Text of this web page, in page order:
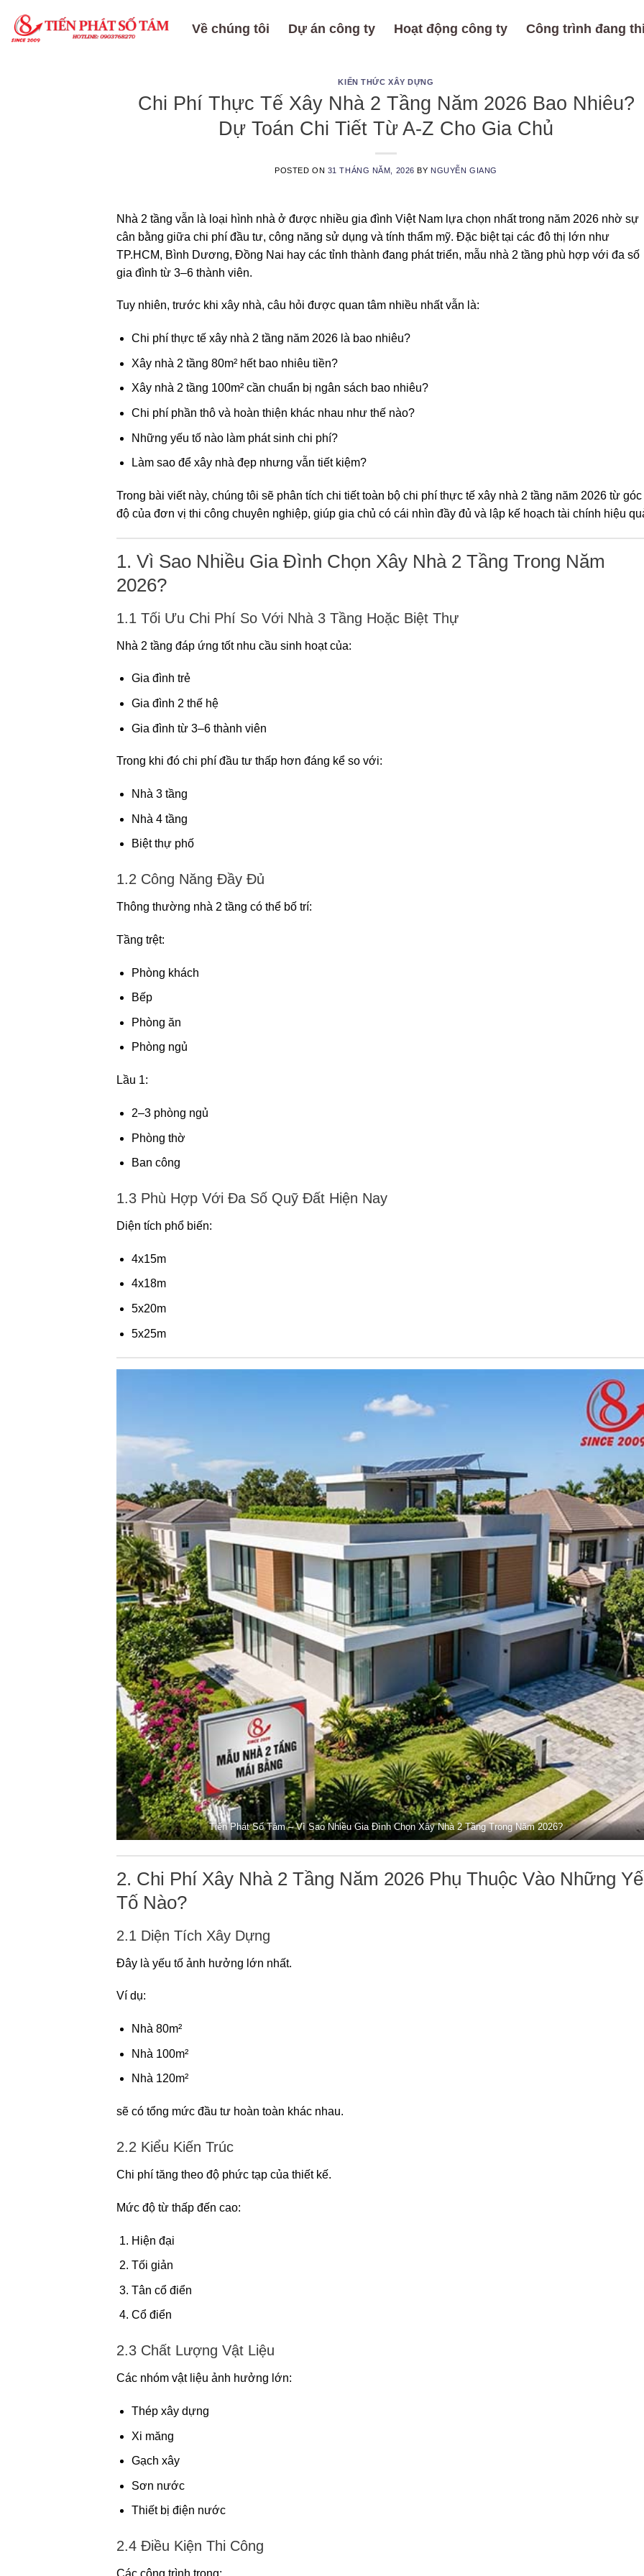
content
Về chúng tôi Dự án công ty Hoạt động công ty Công trình đang
KIẾN THỨC XÂY DỰNG
Chi Phí Thực Tế Xây Nhà 2 Tầng Năm 2026 Bao Nhiêu?
Dự Toán Chi Tiết Từ A-Z Cho Gia Chủ
POSTED ON 31 THÁNG NĂM, 2026 BY NGUYỄN GIANG
Nhà 2 tầng vẫn là loại hình nhà ở được nhiều gia đình Việt Nam lựa chọn nhất trong năm 2026 nhờ sự
cân bằng giữa chi phí đầu tư, công năng sử dụng và tính thẩm mỹ. Đặc biệt tại các đô thị lớn như
TP.HCM, Bình Dương, Đồng Nai hay các tỉnh thành đang phát triển, mẫu nhà 2 tầng phù hợp với đa số
gia đình từ 3–6 thành viên.
Tuy nhiên, trước khi xây nhà, câu hỏi được quan tâm nhiều nhất vẫn là:
Chi phí thực tế xây nhà 2 tầng năm 2026 là bao nhiêu?
Xây nhà 2 tầng 80m² hết bao nhiêu tiền?
Xây nhà 2 tầng 100m² cần chuẩn bị ngân sách bao nhiêu?
Chi phí phần thô và hoàn thiện khác nhau như thế nào?
Những yếu tố nào làm phát sinh chi phí?
Làm sao để xây nhà đẹp nhưng vẫn tiết kiệm?
Trong bài viết này, chúng tôi sẽ phân tích chi tiết toàn bộ chi phí thực tế xây nhà 2 tầng năm 2026 từ góc
độ của đơn vị thi công chuyên nghiệp, giúp gia chủ có cái nhìn đầy đủ và lập kế hoạch tài chính hiệu
1. Vì Sao Nhiều Gia Đình Chọn Xây Nhà 2 Tầng Trong Năm
2026?
1.1 Tối Ưu Chi Phí So Với Nhà 3 Tầng Hoặc Biệt Thự
Nhà 2 tầng đáp ứng tốt nhu cầu sinh hoạt của:
Gia đình trẻ
Gia đình 2 thế hệ
Gia đình từ 3–6 thành viên
Trong khi đó chi phí đầu tư thấp hơn đáng kể so với:
Nhà 3 tầng
Nhà 4 tầng
Biệt thự phố
1.2 Công Năng Đầy Đủ
Thông thường nhà 2 tầng có thể bố trí:
Tầng trệt:
Phòng khách
Bếp
Phòng ăn
Phòng ngủ
Lầu 1:
2–3 phòng ngủ
Phòng thờ
Ban công
1.3 Phù Hợp Với Đa Số Quỹ Đất Hiện Nay
Diện tích phổ biến:
4x15m
4x18m
5x20m
5x25m
Tiến Phát Số Tám – Vì Sao Nhiều Gia Đình Chọn Xây Nhà 2 Tầng Trong Năm 2026?
2. Chi Phí Xây Nhà 2 Tầng Năm 2026 Phụ Thuộc Vào Những
Tố Nào?
2.1 Diện Tích Xây Dựng
Đây là yếu tố ảnh hưởng lớn nhất.
Ví dụ:
Nhà 80m²
Nhà 100m²
Nhà 120m²
sẽ có tổng mức đầu tư hoàn toàn khác nhau.
2.2 Kiểu Kiến Trúc
Chi phí tăng theo độ phức tạp của thiết kế.
Mức độ từ thấp đến cao:
Hiện đại
Tối giản
Tân cổ điển
Cổ điển
2.3 Chất Lượng Vật Liệu
Các nhóm vật liệu ảnh hưởng lớn:
Thép xây dựng
Xi măng
Gạch xây
Sơn nước
Thiết bị điện nước
2.4 Điều Kiện Thi Công
Các công trình trong: